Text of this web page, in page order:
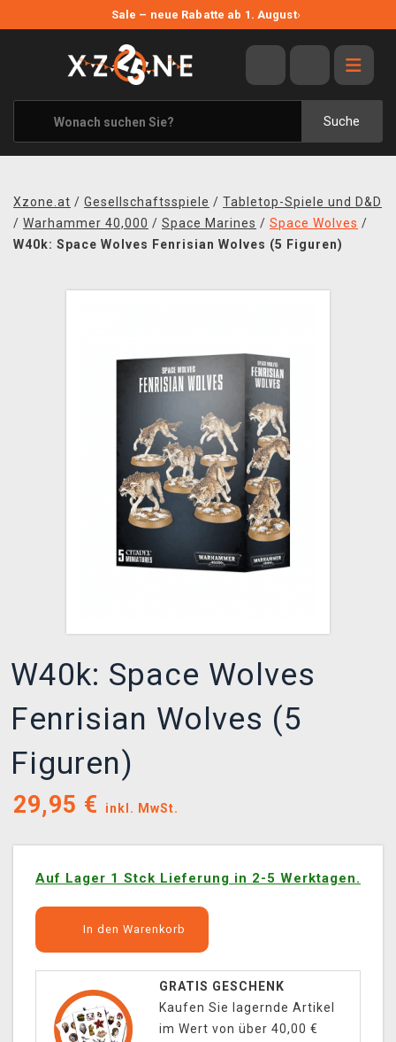
Sale – neue Rabatte ab 1. August›
Suche
ANGEBOTE
ALLE MARKEN
XZONE ORIGINALS
KLEIDUNG & ACCESSOIRES
BÜCHER & COMICS
Xzone.at / Gesellschaftsspiele / Tabletop-Spiele und D&D
/ Warhammer 40,000 / Space Marines / Space Wolves /
W40k: Space Wolves Fenrisian Wolves (5 Figuren)
W40k: Space Wolves
Fenrisian Wolves (5
Figuren)
29,95 € inkl. MwSt.
Auf Lager 1 Stck Lieferung in 2-5 Werktagen.
In den Warenkorb
GRATIS GESCHENK
Kaufen Sie lagernde Artikel
im Wert von über 40,00 €